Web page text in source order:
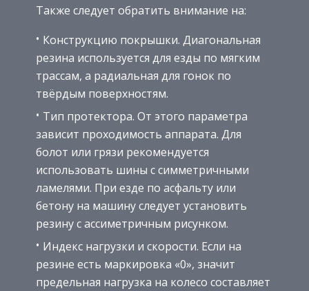
Также следует обратить внимание на:
Конструкцию покрышки. Диагональная
резина используется для езды по мягким
трассам, а радиальная для гонок по
твёрдым поверхностям.
Тип протектора. От этого параметра
зависит проходимость аппарата. Для
болот или грязи рекомендуется
использовать шины с симметричными
ламелями. При езде по асфальту или
бетону на машину следует установить
резину с ассиметричным рисунком.
Индекс нагрузки и скорости. Если на
резине есть маркировка «0», значит
предельная нагрузка на колесо составляет